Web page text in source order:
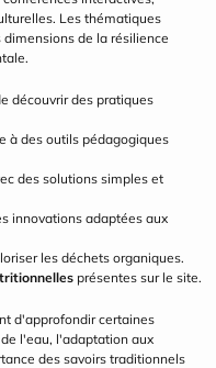
Les thématiques
de la résilience
découvrir des pratiques
à des outils pédagogiques
des solutions simples et
innovations adaptées aux
les déchets organiques.
présentes sur le site.
d'approfondir certaines
l'eau, l'adaptation aux
des savoirs traditionnels